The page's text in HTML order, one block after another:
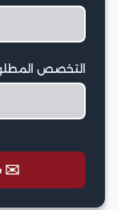
التخصص
✉️